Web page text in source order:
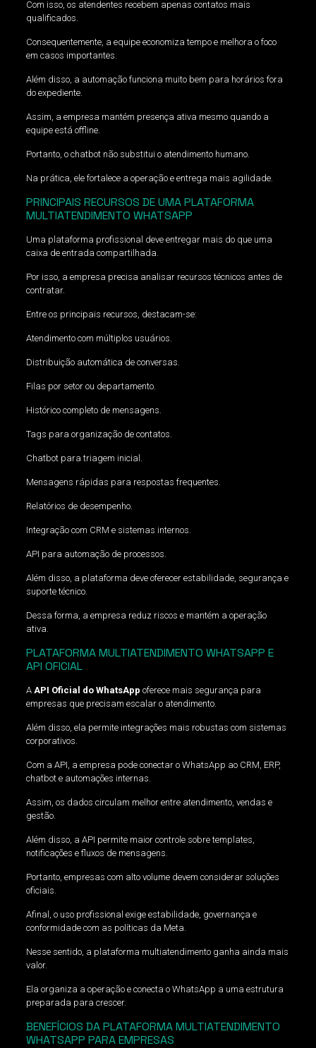
Com isso, os atendentes recebem apenas contatos mais
qualificados.
Consequentemente, a equipe economiza tempo e melhora o foco
em casos importantes.
Além disso, a automação funciona muito bem para horários fora
do expediente.
Assim, a empresa mantém presença ativa mesmo quando a
equipe está offline.
Portanto, o chatbot não substitui o atendimento humano.
Na prática, ele fortalece a operação e entrega mais agilidade.
PRINCIPAIS RECURSOS DE UMA PLATAFORMA
MULTIATENDIMENTO WHATSAPP
Uma plataforma profissional deve entregar mais do que uma
caixa de entrada compartilhada.
Por isso, a empresa precisa analisar recursos técnicos antes de
contratar.
Entre os principais recursos, destacam-se:
Atendimento com múltiplos usuários.
Distribuição automática de conversas.
Filas por setor ou departamento.
Histórico completo de mensagens.
Tags para organização de contatos.
Chatbot para triagem inicial.
Mensagens rápidas para respostas frequentes.
Relatórios de desempenho.
Integração com CRM e sistemas internos.
API para automação de processos.
Além disso, a plataforma deve oferecer estabilidade, segurança e
suporte técnico.
Dessa forma, a empresa reduz riscos e mantém a operação
ativa.
PLATAFORMA MULTIATENDIMENTO WHATSAPP E
API OFICIAL
A API Oficial do WhatsApp oferece mais segurança para
empresas que precisam escalar o atendimento.
Além disso, ela permite integrações mais robustas com sistemas
corporativos.
Com a API, a empresa pode conectar o WhatsApp ao CRM, ERP,
chatbot e automações internas.
Assim, os dados circulam melhor entre atendimento, vendas e
gestão.
Além disso, a API permite maior controle sobre templates,
notificações e fluxos de mensagens.
Portanto, empresas com alto volume devem considerar soluções
oficiais.
Afinal, o uso profissional exige estabilidade, governança e
conformidade com as políticas da Meta.
Nesse sentido, a plataforma multiatendimento ganha ainda mais
valor.
Ela organiza a operação e conecta o WhatsApp a uma estrutura
preparada para crescer.
BENEFÍCIOS DA PLATAFORMA MULTIATENDIMENTO
WHATSAPP PARA EMPRESAS